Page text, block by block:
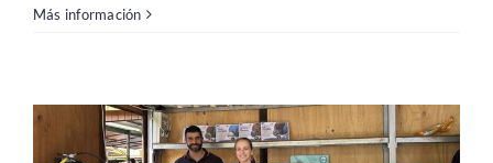
Más información